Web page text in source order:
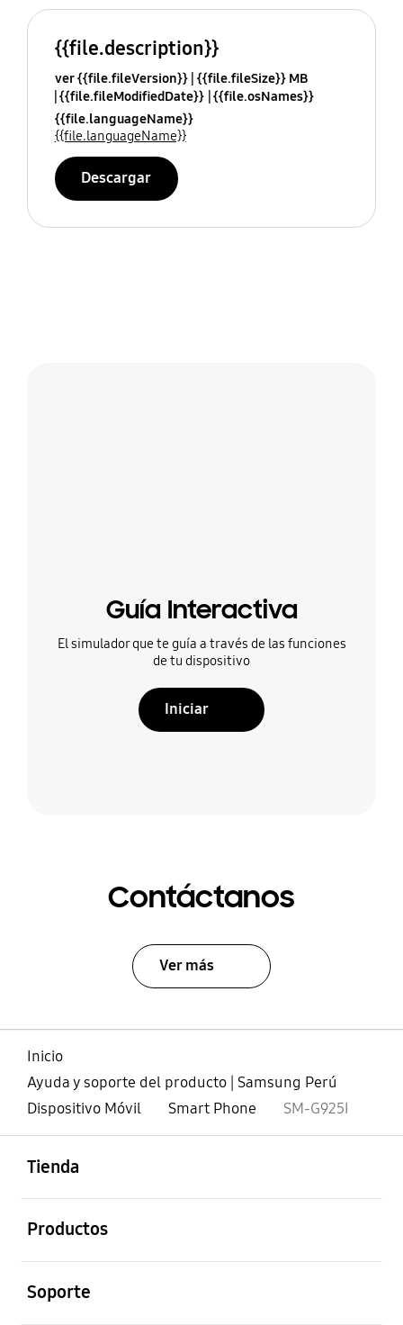
{{file.description}}
ver {{file.fileVersion}} {{file.fileSize}} MB
{{file.fileModifiedDate}} {{file.osNames}}
{{file.languageName}}
{{file.languageName}}
Descargar
Guía Interactiva
El simulador que te guía a través de las funciones
de tu dispositivo
Iniciar
Contáctanos
Ver más
Inicio
Ayuda y soporte del producto | Samsung Perú
Dispositivo Móvil
Smart Phone SM-G925I
Tienda
Productos
Soporte